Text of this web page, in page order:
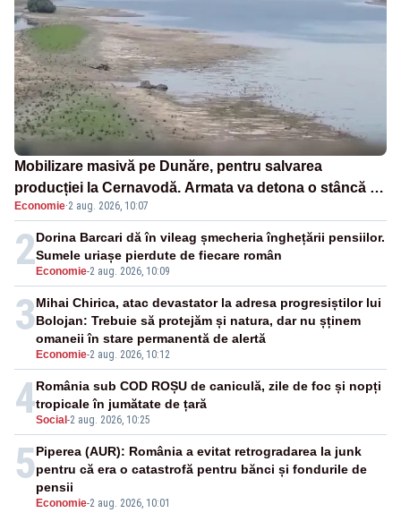
Mobilizare masivă pe Dunăre, pentru salvarea
producției la Cernavodă. Armata va detona o stâncă și
va devia apa fluviului - IMAGINI AERIENE
Economie·2 aug. 2026, 10:07
2 Economie-2 aug. 2026, 10:09
Dorina Barcari dă în vileag șmecheria înghețării pensiilor.
Sumele uriașe pierdute de fiecare român
3
Economie-2 aug. 2026, 10:12
Mihai Chirica, atac devastator la adresa progresiștilor lui
Bolojan: Trebuie să protejăm și natura, dar nu șținem
omaneii în stare permanentă de alertă
4Social -2 aug. 2026, 10:25
România sub COD ROȘU de caniculă, zile de foc și nopți
tropicale în jumătate de țară
5
Economie-2 aug. 2026, 10:01
Piperea (AUR): România a evitat retrogradarea la junk
pentru că era o catastrofă pentru bănci și fondurile de
pensii